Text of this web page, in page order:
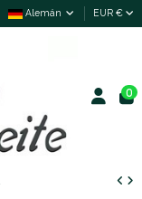
Alemán EUR €
0